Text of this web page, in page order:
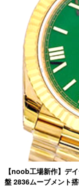
【noob工場新作】デ
盤 2836ムーブメント搭